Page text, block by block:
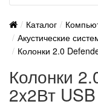
Каталог
Акустические
Колонки 2.0
Колонки
2x2Вт